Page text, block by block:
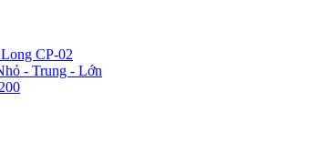
CP-02
- Trung - Lớn